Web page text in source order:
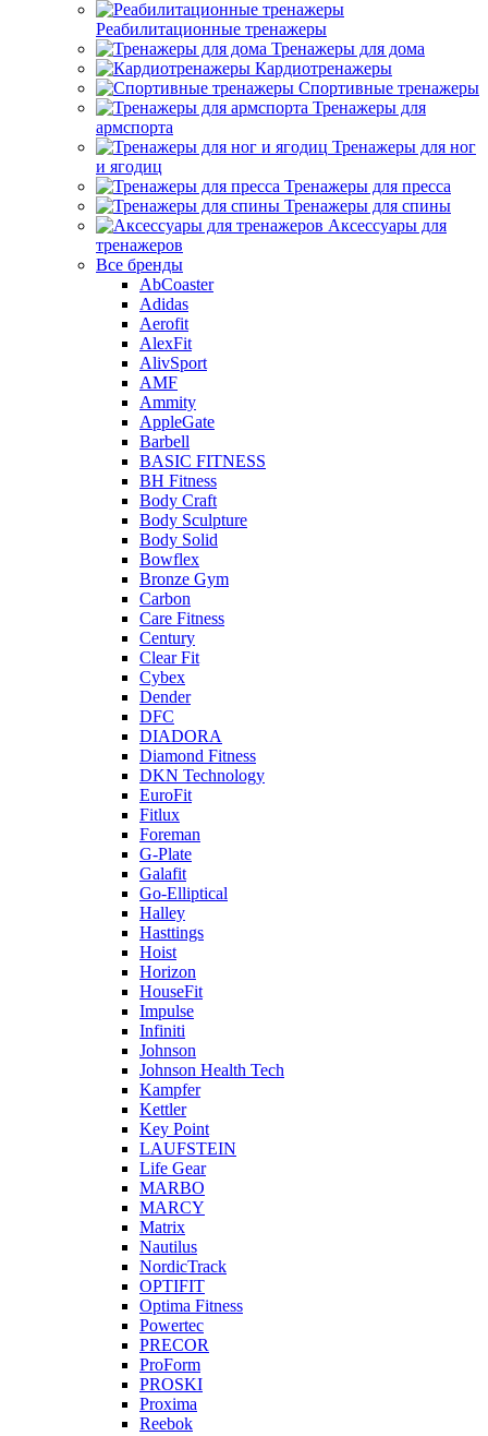
Реабилитационные тренажеры
Тренажеры для дома
Кардиотренажеры
Спортивные тренажеры
Тренажеры для
армспорта
Тренажеры для ног
и ягодиц
Тренажеры для пресса
Тренажеры для спины
Аксессуары для
тренажеров
Все бренды
AbCoaster
Adidas
Aerofit
AlexFit
AlivSport
AMF
Ammity
AppleGate
Barbell
BASIC FITNESS
BH Fitness
Body Craft
Body Sculpture
Body Solid
Bowflex
Bronze Gym
Carbon
Care Fitness
Century
Clear Fit
Cybex
Dender
DFC
DIADORA
Diamond Fitness
DKN Technology
EuroFit
Fitlux
Foreman
G-Plate
Galafit
Go-Elliptical
Halley
Hasttings
Hoist
Horizon
HouseFit
Impulse
Infiniti
Johnson
Johnson Health Tech
Kampfer
Kettler
Key Point
LAUFSTEIN
Life Gear
MARBO
MARCY
Matrix
Nautilus
NordicTrack
OPTIFIT
Optima Fitness
Powertec
PRECOR
ProForm
PROSKI
Proxima
Reebok